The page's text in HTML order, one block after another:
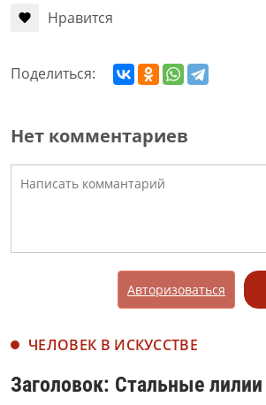
Нравится
Поделиться:
Нет комментариев
Авторизоваться
ЧЕЛОВЕК В ИСКУССТВЕ
Заголовок: Стальные лилии